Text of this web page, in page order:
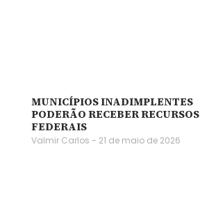
MUNICÍPIOS INADIMPLENTES
PODERÃO RECEBER RECURSOS
FEDERAIS
Valmir Carlos 21 de maio de 2026